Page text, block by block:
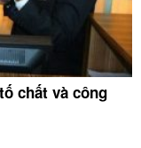
chất và công